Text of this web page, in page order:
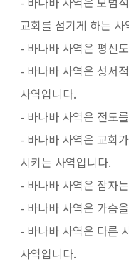
교회를 섬기게 하는 사
- 바나바 사역은 평신
- 바나바 사역은 성서
사역입니다.
- 바나바 사역은 전도
- 바나바 사역은 교회
시키는 사역입니다.
- 바나바 사역은 잠자
- 바나바 사역은 가슴
- 바나바 사역은 다른
사역입니다.